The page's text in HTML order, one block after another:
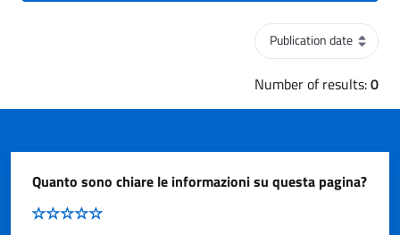
Sort order
Number of results:0
Quanto sono chiare le informazioni su questa pagina?